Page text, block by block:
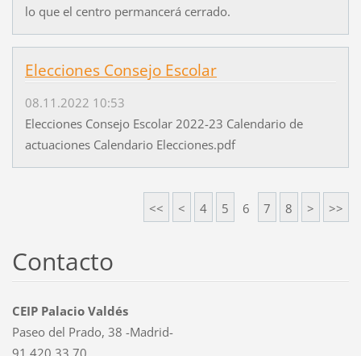
lo que el centro permancerá cerrado.
Elecciones Consejo Escolar
08.11.2022 10:53
Elecciones Consejo Escolar 2022-23 Calendario de
actuaciones Calendario Elecciones.pdf
<< < 4 5 6 7 8 > >>
Contacto
CEIP Palacio Valdés
Paseo del Prado, 38 -Madrid-
91 420 33 70